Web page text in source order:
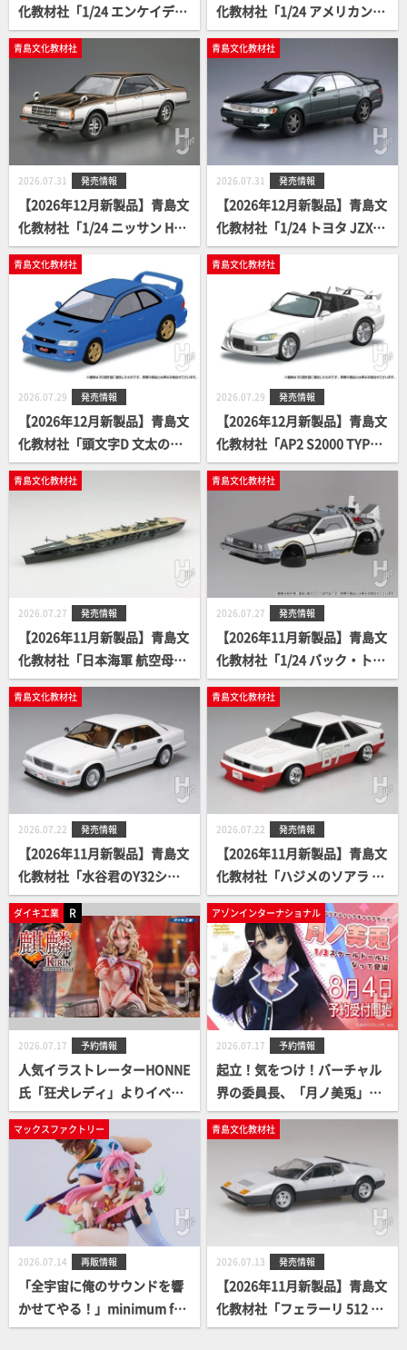
化教材社「1/24 エンケイディ
ッシュ 15インチ」
化教材社「1/24 アメリカンS
S 15インチ」
青島文化教材社
2026.07.31 発売情報
【2026年12月新製品】青島文
化教材社「1/24 ニッサン HC3
1 ローレル 2000 ターボメダリ
スト '82」
青島文化教材社
2026.07.31 発売情報
【2026年12月新製品】青島文
化教材社「1/24 トヨタ JZX90
チェイサー/クレスタ アバン
テ・ルーセント/ツアラー '9
青島文化教材社
2026.07.29 発売情報
【2026年12月新製品】青島文
化教材社「頭文字D 文太のイ
ンプレッサ」
青島文化教材社
2026.07.29 発売情報
【2026年12月新製品】青島文
化教材社「AP2 S2000 TYPE S
2007 (3色)」
青島文化教材社
2026.07.27 発売情報
【2026年11月新製品】青島文
化教材社「日本海軍 航空母艦
千代田」
青島文化教材社
2026.07.27 発売情報
【2026年11月新製品】青島文
化教材社「1/24 バック・ト
ゥ・ザ・フューチャー PartⅡ
タイムマシン フィギュア付
青島文化教材社
2026.07.22 発売情報
【2026年11月新製品】青島文
化教材社「水谷君のY32シー
マ」
青島文化教材社
2026.07.22 発売情報
【2026年11月新製品】青島文
化教材社「ハジメのソアラ Ve
r.2」
ダイキ工業 R
2026.07.17 予約情報
人気イラストレーターHONNE
氏「狂犬レディ」よりイベン
ト限定販売ガレージキットが
ダイキ工業から製品化をして
アゾンインターナショナル
2026.07.17 予約情報
起立！気をつけ！バーチャル
界の委員長、「月ノ美兎」が
ドールになって登場です。
マックスファクトリー
2026.07.14 再販情報
「全宇宙に俺のサウンドを響
かせてやる！」minimum fac
tory「熱気バサラ」「ミレー
青島文化教材社
2026.07.13 発売情報
【2026年11月新製品】青島文
化教材社「フェラーリ 512 BB
(2色)」